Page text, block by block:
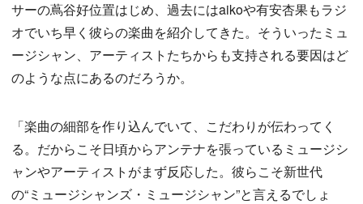
サーの蔦谷好位置はじめ、過去にはaikoや有安杏果もラジ
オでいち早く彼らの楽曲を紹介してきた。そういったミュ
ージシャン、アーティストたちからも支持される要因はど
のような点にあるのだろうか。
「楽曲の細部を作り込んでいて、こだわりが伝わってく
る。だからこそ日頃からアンテナを張っているミュージシ
ャンやアーティストがまず反応した。彼らこそ新世代
の“ミュージシャンズ・ミュージシャン”と言えるでしょ